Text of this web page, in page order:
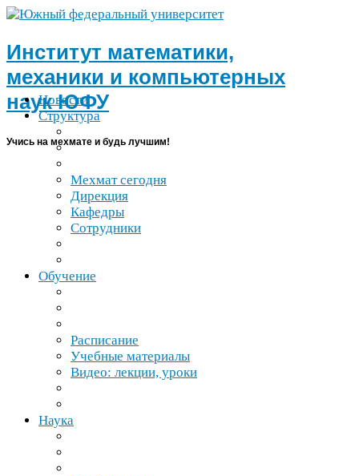
Институт математики,
механики и компьютерных
наукЮФУ
Учись на мехмате и будь лучшим!
Новости
Структура
Мехмат сегодня
Дирекция
Кафедры
Сотрудники
Обучение
Расписание
Учебные материалы
Видео: лекции, уроки
Наука